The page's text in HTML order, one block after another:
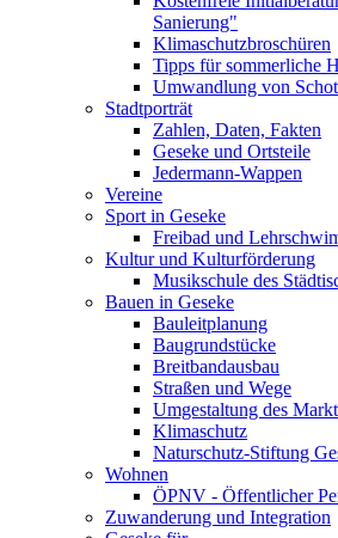
Sanierung"
Klimaschutzbroschüren
Tipps für sommerliche
Umwandlung von
Stadtporträt
Zahlen, Daten, Fakten
Geseke und Ortsteile
Jedermann-Wappen
Vereine
Sport in Geseke
Freibad und
Kultur und Kulturförderung
Musikschule des
Bauen in Geseke
Bauleitplanung
Baugrundstücke
Breitbandausbau
Straßen und Wege
Umgestaltung des
Klimaschutz
Naturschutz-Stiftung
Wohnen
ÖPNV - Öffentlicher
Zuwanderung und Integration